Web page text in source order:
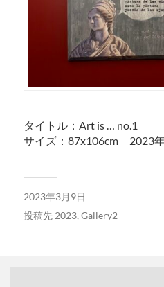
タイトル：Art is … no.1
サイズ：87x106cm 2023
2023年3月9日
投稿先 2023, Gallery2